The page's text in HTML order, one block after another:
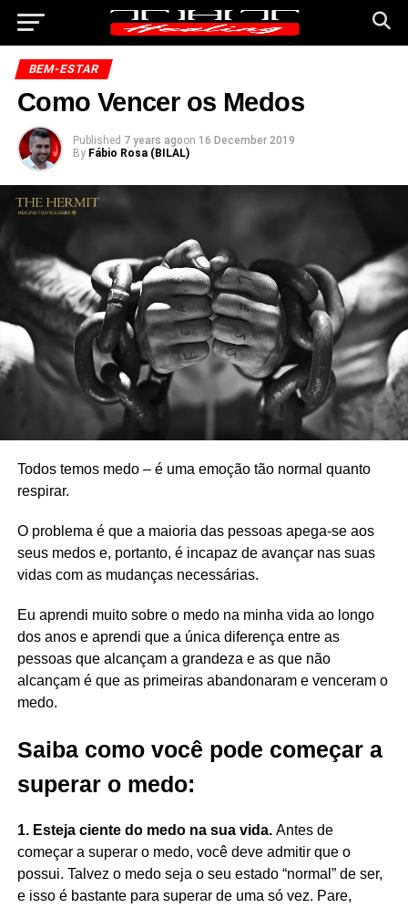
BEM-ESTAR
Como Vencer os Medos
Published 7 years agoon 16 December 2019
By Fábio Rosa (BILAL)
Todos temos medo – é uma emoção tão normal quanto
respirar.
O problema é que a maioria das pessoas apega-se aos
seus medos e, portanto, é incapaz de avançar nas suas
vidas com as mudanças necessárias.
Eu aprendi muito sobre o medo na minha vida ao longo
dos anos e aprendi que a única diferença entre as
pessoas que alcançam a grandeza e as que não
alcançam é que as primeiras abandonaram e venceram o
medo.
Saiba como você pode começar a
superar o medo:
1. Esteja ciente do medo na sua vida.Antes de
começar a superar o medo, você deve admitir que o
possui. Talvez o medo seja o seu estado “normal” de ser,
e isso é bastante para superar de uma só vez. Pare,